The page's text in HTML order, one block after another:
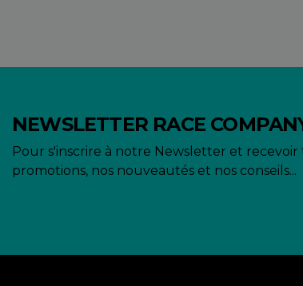
NEWSLETTER RACE
Pour s'inscrire à notre Newsletter et recevoir
promotions, nos nouveautés et nos conseils...